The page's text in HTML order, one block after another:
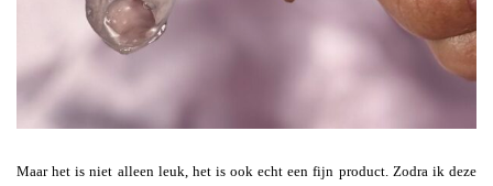
Maar het is niet alleen leuk, het is ook echt een fijn product. Zodra ik deze